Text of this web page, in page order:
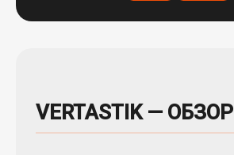
VERTASTIK — ОБЗОР